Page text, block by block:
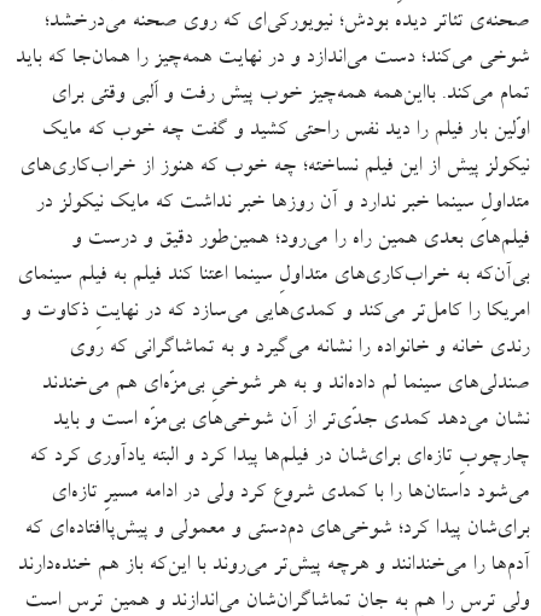
صحنه‌ی تئاتر دیده بودش؛ نیویورکی‌ای که روی صحنه می‌درخشد؛
شوخی می‌کند؛ دست می‌اندازد و در نهایت همه‌چیز را همان‌جا که باید
تمام می‌کند. بااین‌همه همه‌چیز خوب پیش رفت و اَلبی وقتی برای
اوّلین بار فیلم را دید نفس راحتی کشید و گفت چه خوب که مایک
نیکولز پیش از این فیلم نساخته؛ چه خوب که هنوز از خراب‌کاری‌های
متداولِ سینما خبر ندارد و آن روزها خبر نداشت که مایک نیکولز در
فیلم‌های بعدی همین راه را می‌رود؛ همین‌‌طور دقیق و درست و
بی‌آن‌که به خراب‌کاری‌های متداولِ سینما اعتنا کند فیلم به فیلم سینمای
امریکا را کامل‌تر می‌کند و کمدی‌هایی می‌سازد که در نهایتِ ذکاوت و
رندی خانه و خانواده را نشانه می‌گیرد و به تماشاگرانی که روی
صندلی‌های سینما لم داده‌اند و به هر شوخیِ بی‌مزّه‌ای هم می‌خندند
نشان می‌دهد کمدی جدّی‌تر از آن شوخی‌های بی‌مزّه است و باید
چارچوبِ تازه‌ای برای‌شان در فیلم‌ها پیدا کرد و البته یادآوری کرد که
می‌شود داستان‌ها را با کمدی شروع کرد ولی در ادامه مسیرِ تازه‌ای
برای‌شان پیدا کرد؛ شوخی‌های دم‌دستی و معمولی و پیش‌پاافتاده‌ای که
آدم‌ها را می‌خندانند و هرچه پیش‌تر می‌روند با این‌که باز هم خنده‌دارند
ولی ترس را هم به جانِ تماشاگران‌شان می‌اندازند و همین ترس است